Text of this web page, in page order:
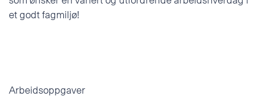
Adresse
et godt fagmiljø!
Arbeidsoppgaver